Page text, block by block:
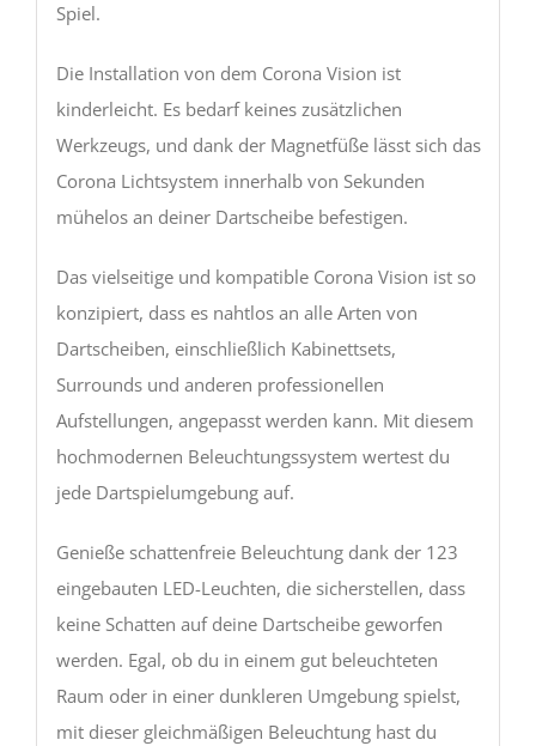
Spiel.
Die Installation von dem Corona Vision ist
kinderleicht. Es bedarf keines zusätzlichen
Werkzeugs, und dank der Magnetfüße lässt sich das
Corona Lichtsystem innerhalb von Sekunden
mühelos an deiner Dartscheibe befestigen.
Das vielseitige und kompatible Corona Vision ist so
konzipiert, dass es nahtlos an alle Arten von
Dartscheiben, einschließlich Kabinettsets,
Surrounds und anderen professionellen
Aufstellungen, angepasst werden kann. Mit diesem
hochmodernen Beleuchtungssystem wertest du
jede Dartspielumgebung auf.
Genieße schattenfreie Beleuchtung dank der 123
eingebauten LED-Leuchten, die sicherstellen, dass
keine Schatten auf deine Dartscheibe geworfen
werden. Egal, ob du in einem gut beleuchteten
Raum oder in einer dunkleren Umgebung spielst,
mit dieser gleichmäßigen Beleuchtung hast du